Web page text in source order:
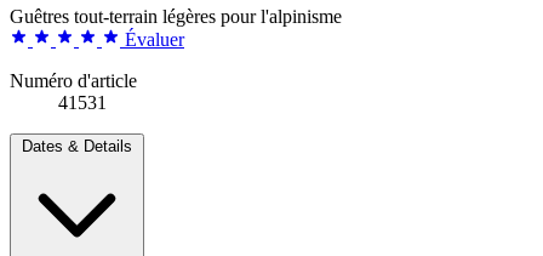
Guêtres tout-terrain légères pour l'alpinisme
Évaluer
Numéro d'article
41531
Dates & Details